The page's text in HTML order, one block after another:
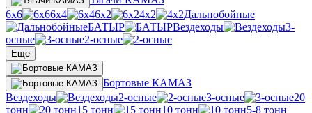
6х6
6х4 6х2 4х2
Дальнобойные
БАТЫР
Вездеходы
3-
осные
2-осные
Еще
Бортовые КАМАЗ
Вездеходы
2-осные 3-осные
20
тонн
15 тонн 10 тонн
5-8 тонн